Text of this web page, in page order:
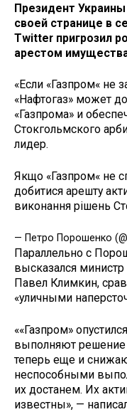
Президент
своей странице в
Twitter пригрозил
арестом
«Если «Газпром« не
«Нафтогаз» может
«Газпрома» и
Стокгольмского
лидер.
Якщо «Газпром« не
добитися арешту
виконання рішень
— Петро Порошенко
Параллельно с
высказался
Павел Климкин,
«уличными
««Газпром»
выполняют решение
теперь еще и
неспособными
их достанем. Их
известны», —